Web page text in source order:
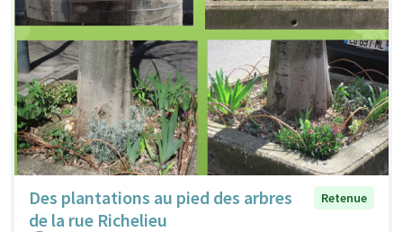
Des plantations au pied des arbres
de la rue Richelieu
Retenue